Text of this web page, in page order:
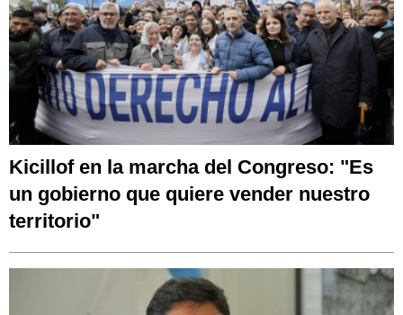
Kicillof en la marcha del Congreso: "Es
un gobierno que quiere vender nuestro
territorio"